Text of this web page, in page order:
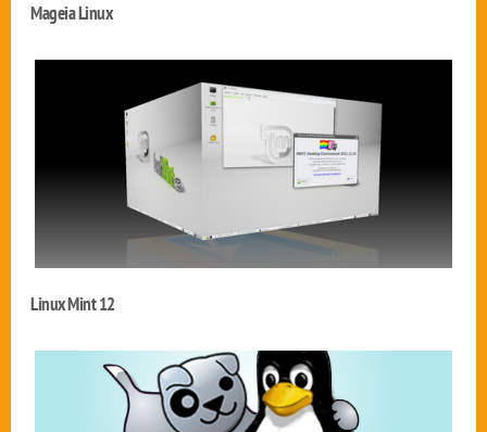
Mageia Linux
Linux Mint 12